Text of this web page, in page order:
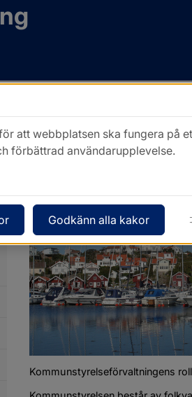
Kommunstyrelseförvaltningens
att webbplatsen ska fungera på
förbättrad användarupplevelse.
Godkänn alla kakor